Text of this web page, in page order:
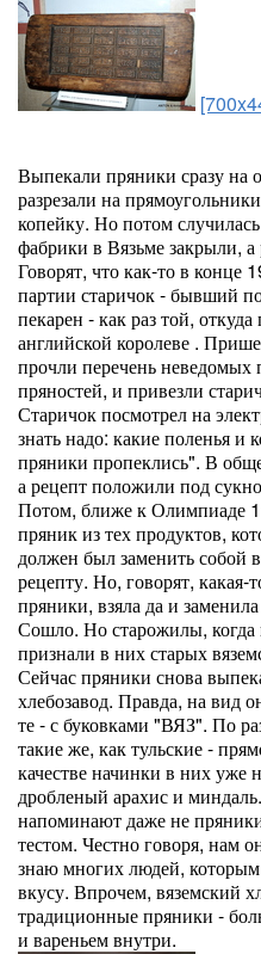
Выпекали пряники сразу на
разрезали на
копейку. Но потом
фабрики в Вязьме закрыли,
Говорят, что как-то в конце
партии старичок - бывший
пекарен - как раз той,
английской королеве .
прочли перечень неведомых
пряностей, и привезли
Старичок посмотрел на
знать надо: какие поленья и
пряники пропеклись". В
а рецепт положили под
Потом, ближе к Олимпиаде
пряник из тех продуктов,
должен был заменить собой
рецепту. Но, говорят,
пряники, взяла да и
Сошло. Но старожилы,
признали в них старых
Сейчас пряники снова
хлебозавод. Правда, на вид
те - с буковками "ВЯЗ". По
такие же, как тульские -
качестве начинки в них уже
дробленый арахис и
напоминают даже не
тестом. Честно говоря, нам
знаю многих людей,
вкусу. Впрочем, вяземский
традиционные пряники -
и вареньем внутри.